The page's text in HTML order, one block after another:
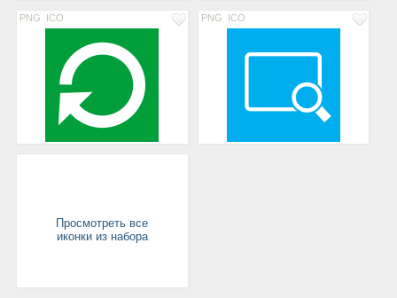
PNG ICO PNG ICO
Просмотреть все
иконки из набора